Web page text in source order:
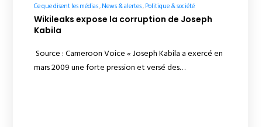
Ce que disent les médias News & alertes Politique & société
Wikileaks expose la corruption de Joseph
Kabila
Source : Cameroon Voice « Joseph Kabila a exercé en
mars 2009 une forte pression et versé des…